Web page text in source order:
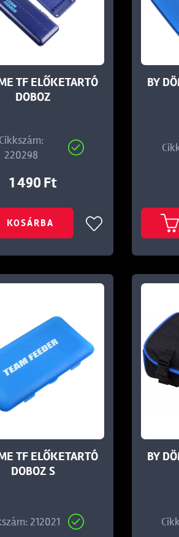
TF ELŐKETARTÓ
DOBOZ
Cikkszám:
220298
1 490 Ft
KOSÁRBA
BY
TF ELŐKETARTÓ
DOBOZ S
212021
BY